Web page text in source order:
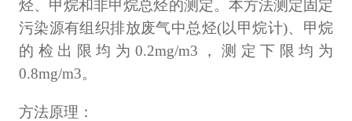
烃、甲烷和非甲烷总烃的测定。本方法测定固定
污染源有组织排放废气中总烃(以甲烷计)、甲烷
的检出限均为0.2mg/m3，测定下限均为
0.8mg/m3。
方法原理：